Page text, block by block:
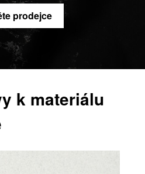
prodejce
k materiálu